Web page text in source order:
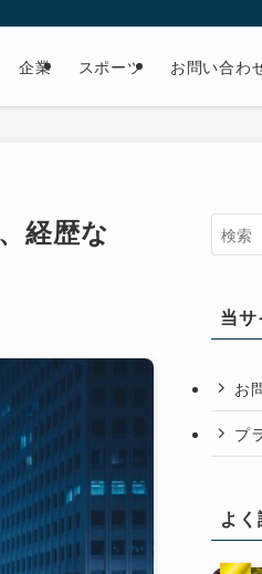
企業 スポーツ お問い合わ
経歴な
当
お
プ
よ